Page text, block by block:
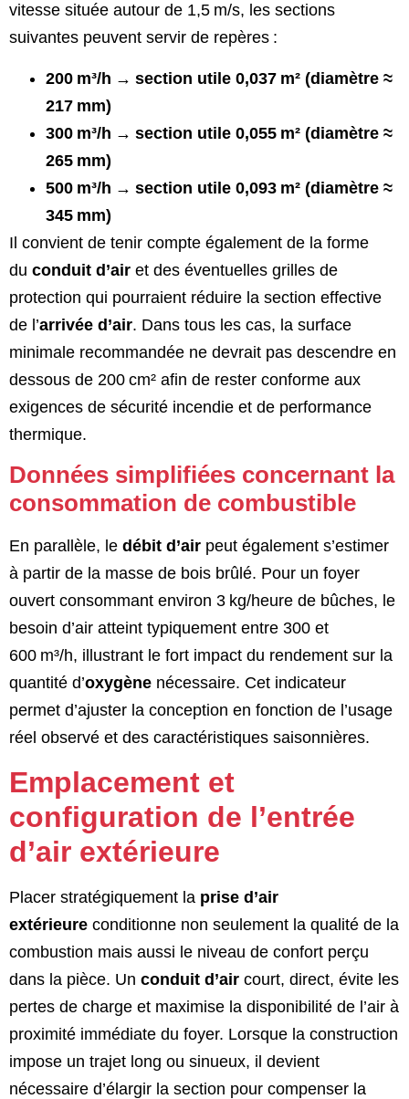
vitesse située autour de 1,5 m/s, les sections
suivantes peuvent servir de repères :
200 m³/h → section utile 0,037 m² (diamètre ≈
217 mm)
300 m³/h → section utile 0,055 m² (diamètre ≈
265 mm)
500 m³/h → section utile 0,093 m² (diamètre ≈
345 mm)
Il convient de tenir compte également de la forme
du conduit d’air et des éventuelles grilles de
protection qui pourraient réduire la section effective
de l’arrivée d’air. Dans tous les cas, la surface
minimale recommandée ne devrait pas descendre en
dessous de 200 cm² afin de rester conforme aux
exigences de sécurité incendie et de performance
thermique.
Données simplifiées concernant la
consommation de combustible
En parallèle, le débit d’air peut également s’estimer
à partir de la masse de bois brûlé. Pour un foyer
ouvert consommant environ 3 kg/heure de bûches, le
besoin d’air atteint typiquement entre 300 et
600 m³/h, illustrant le fort impact du rendement sur la
quantité d’oxygène nécessaire. Cet indicateur
permet d’ajuster la conception en fonction de l’usage
réel observé et des caractéristiques saisonnières.
Emplacement et
configuration de l’entrée
d’air extérieure
Placer stratégiquement la prise d’air
extérieure conditionne non seulement la qualité de la
combustion mais aussi le niveau de confort perçu
dans la pièce. Un conduit d’air court, direct, évite les
pertes de charge et maximise la disponibilité de l’air à
proximité immédiate du foyer. Lorsque la construction
impose un trajet long ou sinueux, il devient
nécessaire d’élargir la section pour compenser la